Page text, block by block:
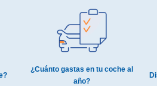
¿Cuánto gastas en tu coche al